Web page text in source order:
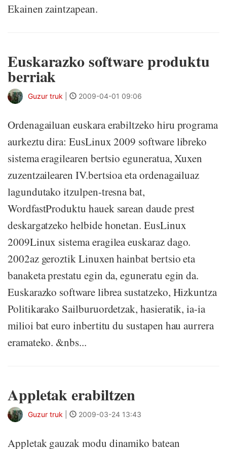
Ekainen zaintzapean.
Euskarazko software produktu
berriak
Guzur truk 2009-04-01 09:06
Ordenagailuan euskara erabiltzeko hiru programa
aurkeztu dira: EusLinux 2009 software libreko
sistema eragilearen bertsio eguneratua, Xuxen
zuzentzailearen IV.bertsioa eta ordenagailuaz
lagundutako itzulpen-tresna bat,
WordfastProduktu hauek sarean daude prest
deskargatzeko helbide honetan. EusLinux
2009Linux sistema eragilea euskaraz dago.
2002az geroztik Linuxen hainbat bertsio eta
banaketa prestatu egin da, eguneratu egin da.
Euskarazko software librea sustatzeko, Hizkuntza
Politikarako Sailburuordetzak, hasieratik, ia-ia
milioi bat euro inbertitu du sustapen hau aurrera
eramateko. &nbs...
Appletak erabiltzen
Guzur truk 2009-03-24 13:43
Appletak gauzak modu dinamiko batean